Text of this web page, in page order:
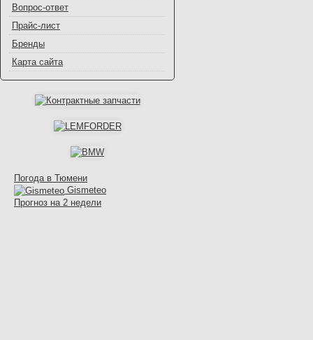
Вопрос-ответ
Прайс-лист
Бренды
Карта сайта
Погода в Тюмени
Gismeteo
Прогноз на 2 недели